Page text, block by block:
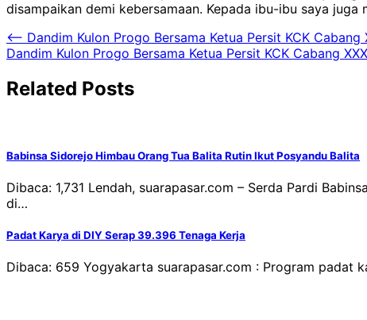
disampaikan demi kebersamaan. Kepada ibu-ibu saya
Navigasi
pos
⟵ Dandim Kulon Progo Bersama Ketua Persit KCK
Dandim Kulon Progo Bersama Ketua Persit KCK Cabang
Related Posts
Babinsa Sidorejo Himbau Orang Tua Balita Rutin Ikut Posyandu Balita
Dibaca: 1,731 Lendah, suarapasar.com – Serda Pardi
di…
Padat Karya di DIY Serap 39.396 Tenaga Kerja
Dibaca: 659 Yogyakarta suarapasar.com : Program padat